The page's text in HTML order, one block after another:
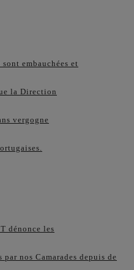
embauchées et
la Direction
vergogne
dénonce les
nos Camarades depuis de